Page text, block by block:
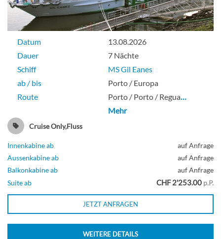
Datum
13.08.2026
Dauer
7 Nächte
Schiff
MS Gil Eanes
ab / bis
Porto / Europa
Route
Porto / Porto / Regua…
Mehr
Cruise Only,Fluss
Innenkabine ab
auf Anfrage
Aussenkabine ab
auf Anfrage
Balkonkabine ab
auf Anfrage
Suite ab
CHF 2'253.00 p.P.
JETZT ANFRAGEN
WEITERE DETAILS